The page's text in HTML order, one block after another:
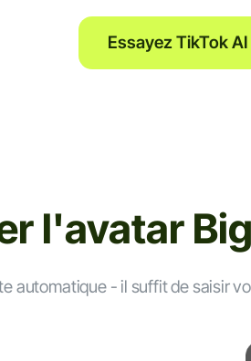
Essayez TikTok
l'avatar
automatique - il suffit de saisir